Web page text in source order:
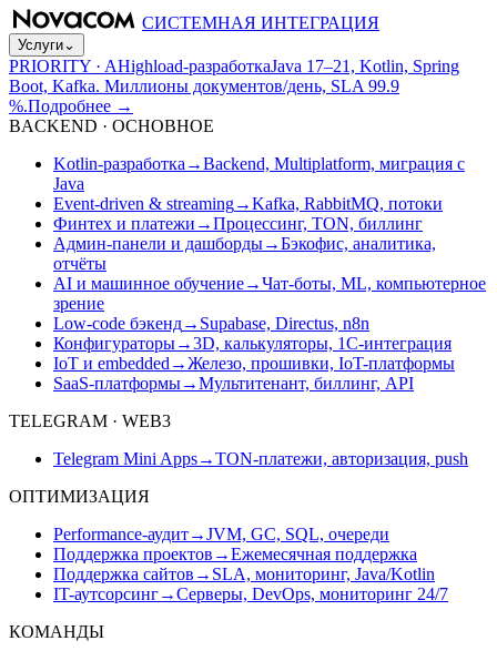
СИСТЕМНАЯ ИНТЕГРАЦИЯ
Услуги⌄
PRIORITY · AHighload-разработкаJava 17–21, Kotlin, Spring
Boot, Kafka. Миллионы документов/день, SLA 99.9
%.Подробнее →
BACKEND · ОСНОВНОЕ
Kotlin-разработка →Backend, Multiplatform, миграция с
Java
Event-driven & streaming→Kafka, RabbitMQ, потоки
Финтех и платежи →Процессинг, TON, биллинг
Админ-панели и дашборды→Бэкофис, аналитика,
отчёты
AI и машинное обучение→Чат-боты, ML, компьютерное
зрение
Low-code бэкенд→ Supabase, Directus, n8n
Конфигураторы→3D, калькуляторы, 1С-интеграция
IoT и embedded →Железо, прошивки, IoT-платформы
SaaS-платформы→Мультитенант, биллинг, API
TELEGRAM · WEB3
Telegram Mini Apps→TON-платежи, авторизация, push
ОПТИМИЗАЦИЯ
Performance-аудит→JVM, GC, SQL, очереди
Поддержка проектов →Ежемесячная поддержка
Поддержка сайтов → SLA, мониторинг, Java/Kotlin
IT-аутсорсинг→Серверы, DevOps, мониторинг 24/7
КОМАНДЫ